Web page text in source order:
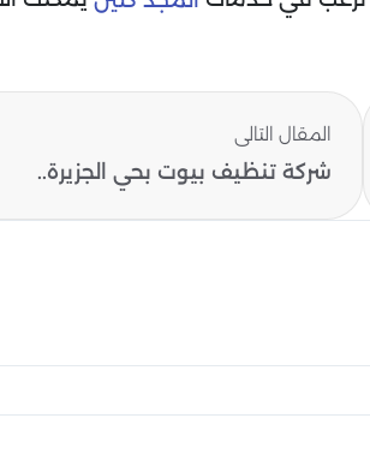
المقال التالى
شركة تنظيف بيوت بحي الجزيرة..